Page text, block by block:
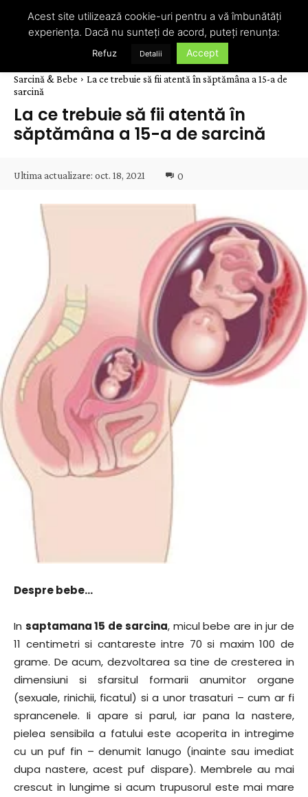
Sarcină & Bebe
La ce trebuie să fii atentă în săptămâna a 15-a de
sarcină
La ce trebuie să fii atentă în
săptămâna a 15-a de sarcină
Ultima actualizare: oct. 18, 2021 0
Despre bebe…
In saptamana 15 de sarcina, micul bebe are in jur de
11 centimetri si cantareste intre 70 si maxim 100 de
grame. De acum, dezvoltarea sa tine de cresterea in
dimensiuni si sfarsitul formarii anumitor organe
(sexuale, rinichii, ficatul) si a unor trasaturi – cum ar fi
sprancenele. Ii apare si parul, iar pana la nastere,
pielea sensibila a fatului este acoperita in intregime
cu un puf fin – denumit lanugo (inainte sau imediat
dupa nastere, acest puf dispare). Membrele au mai
crescut in lungime si acum trupusorul este mai mare
Acest site utilizează cookie-uri pentru a vă îmbunătăți
experiența. Dacă nu sunteți de acord, puteți renunța:
Refuz Detalii Accept